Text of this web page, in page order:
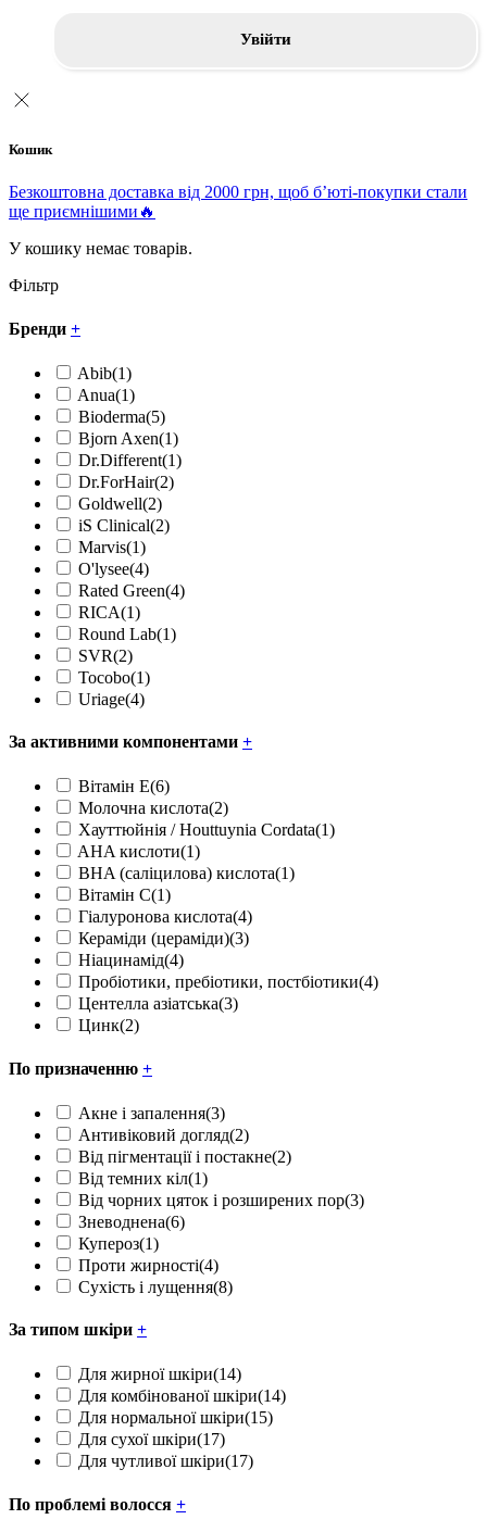
Увійти
Кошик
Безкоштовна доставка від 2000 грн, щоб б’юті-покупки стали
ще приємнішими🔥
У кошику немає товарів.
Фільтр
Бренди +
Abib(1)
Anua(1)
Bioderma(5)
Bjorn Axen(1)
Dr.Different(1)
Dr.ForHair(2)
Goldwell(2)
iS Clinical(2)
Marvis(1)
O'lysee(4)
Rated Green(4)
RICA(1)
Round Lab(1)
SVR(2)
Tocobo(1)
Uriage(4)
За активними компонентами +
Вітамін Е(6)
Молочна кислота(2)
Хауттюйнія / Houttuynia Cordata(1)
AHA кислоти(1)
BHA (саліцилова) кислота(1)
Вітамін С(1)
Гіалуронова кислота(4)
Кераміди (цераміди)(3)
Ніацинамід(4)
Пробіотики, пребіотики, постбіотики(4)
Центелла азіатська(3)
Цинк(2)
По призначенню +
Акне і запалення(3)
Антивіковий догляд(2)
Від пігментації і постакне(2)
Від темних кіл(1)
Від чорних цяток і розширених пор(3)
Зневоднена(6)
Купероз(1)
Проти жирності(4)
Сухість і лущення(8)
За типом шкіри +
Для жирної шкіри(14)
Для комбінованої шкіри(14)
Для нормальної шкіри(15)
Для сухої шкіри(17)
Для чутливої шкіри(17)
По проблемі волосся +